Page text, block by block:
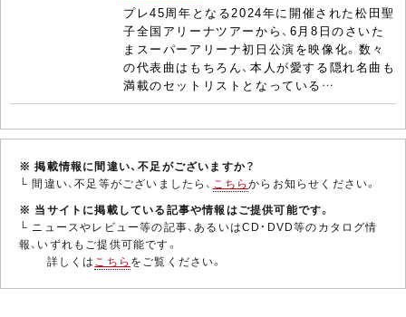
プレ45周年となる2024年に開催された松田聖
子全国アリーナツアーから、6月8日のさいた
まスーパーアリーナ初日公演を映像化。数々
の代表曲はもちろん、本人が愛する隠れ名曲も
満載のセットリストとなっている…
※ 掲載情報に間違い、不足がございますか？
└ 間違い、不足等がございましたら、 こちらからお知らせください。
※ 当サイトに掲載している記事や情報はご提供可能です。
└ ニュースやレビュー等の記事、あるいはCD・DVD等のカタログ情
報、いずれもご提供可能です。
詳しくはこちら をご覧ください。